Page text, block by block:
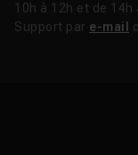
10h à 12h et de 14h
Support par e-mail